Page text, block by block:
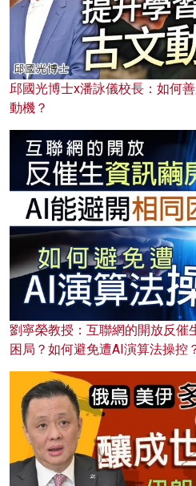
邱國光博士x潘詠儀校長：如何
動機？
劉寧榮教授：互聯網的開放反催
困局？如何避免遭AI演算法操控